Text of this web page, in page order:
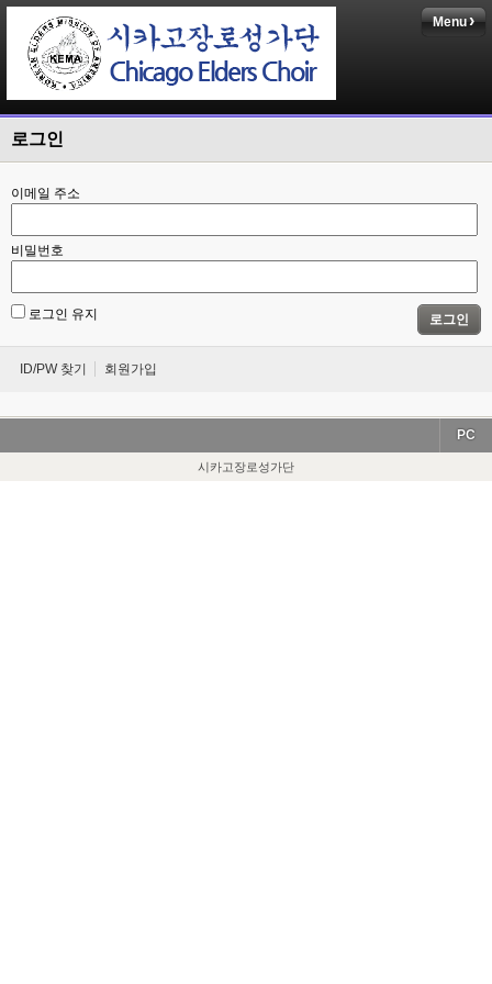
Menu
로그인
이메일 주소
비밀번호
로그인 유지 로그인
ID/PW 찾기 회원가입
PC
시카고장로성가단